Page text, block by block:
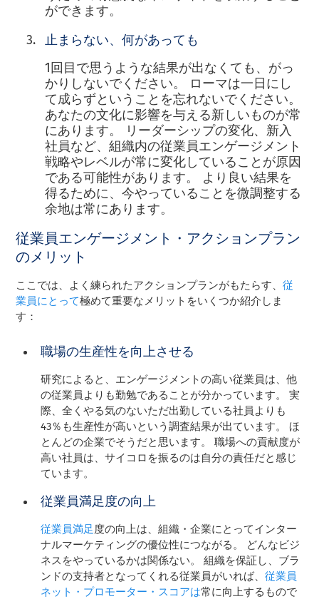
ができます。
止まらない、何があっても
1回目で思うような結果が出なくても、がっ
かりしないでください。 ローマは一日にし
て成らずということを忘れないでください。
あなたの文化に影響を与える新しいものが常
にあります。 リーダーシップの変化、新入
社員など、組織内の従業員エンゲージメント
戦略やレベルが常に変化していることが原因
である可能性があります。 より良い結果を
得るために、今やっていることを微調整する
余地は常にあります。
従業員エンゲージメント・アクションプラン
のメリット
ここでは、よく練られたアクションプランがもたらす、従
業員にとって極めて重要なメリットをいくつか紹介しま
す：
職場の生産性を向上させる
研究によると、エンゲージメントの高い従業員は、他
の従業員よりも勤勉であることが分かっています。 実
際、全くやる気のないただ出勤している社員よりも
43％も生産性が高いという調査結果が出ています。 ほ
とんどの企業でそうだと思います。 職場への貢献度が
高い社員は、サイコロを振るのは自分の責任だと感じ
ています。
従業員満足度の向上
従業員満足度の向上は、組織・企業にとってインター
ナルマーケティングの優位性につながる。 どんなビジ
ネスをやっているかは関係ない。 組織を保証し、ブラ
ンドの支持者となってくれる従業員がいれば、従業員
ネット・プロモーター・スコアは常に向上するもので